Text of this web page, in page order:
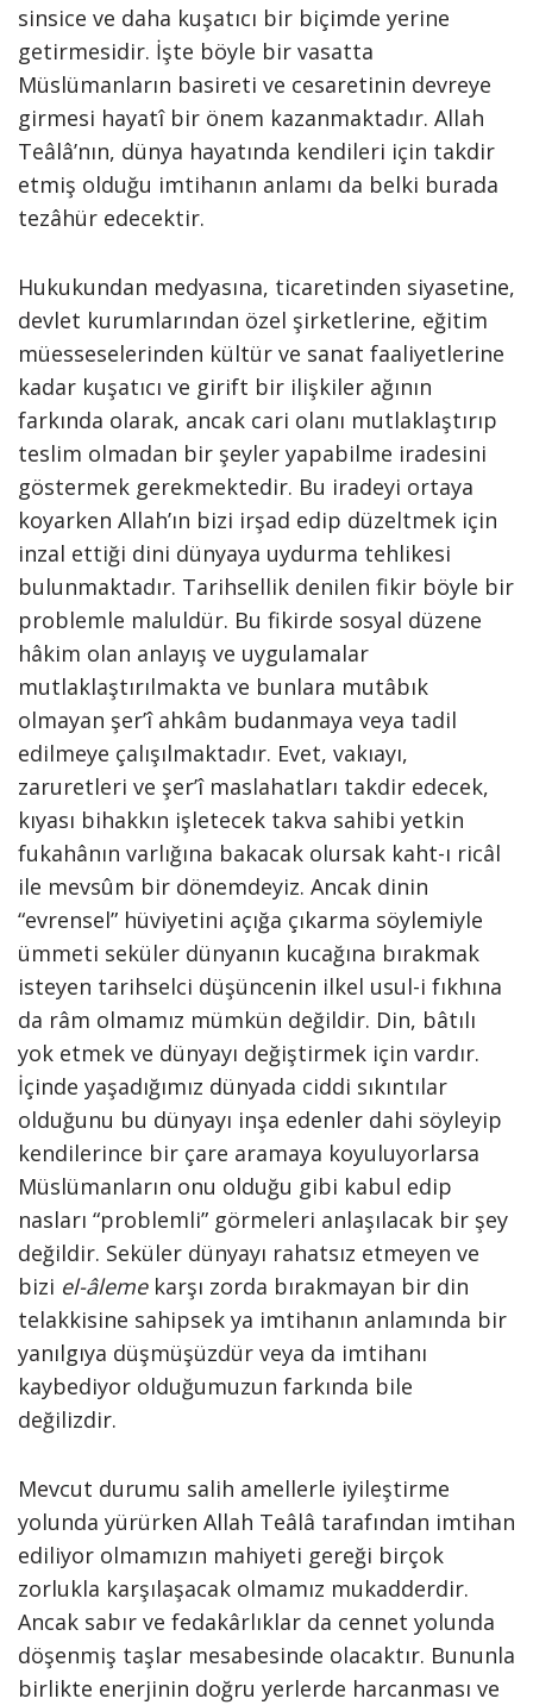
sinsice ve daha kuşatıcı bir biçimde yerine
getirmesidir. İşte böyle bir vasatta
Müslümanların basireti ve cesaretinin devreye
girmesi hayatî bir önem kazanmaktadır. Allah
Teâlâ’nın, dünya hayatında kendileri için takdir
etmiş olduğu imtihanın anlamı da belki burada
tezâhür edecektir.
Hukukundan medyasına, ticaretinden siyasetine,
devlet kurumlarından özel şirketlerine, eğitim
müesseselerinden kültür ve sanat faaliyetlerine
kadar kuşatıcı ve girift bir ilişkiler ağının
farkında olarak, ancak cari olanı mutlaklaştırıp
teslim olmadan bir şeyler yapabilme iradesini
göstermek gerekmektedir. Bu iradeyi ortaya
koyarken Allah’ın bizi irşad edip düzeltmek için
inzal ettiği dini dünyaya uydurma tehlikesi
bulunmaktadır. Tarihsellik denilen fikir böyle bir
problemle maluldür. Bu fikirde sosyal düzene
hâkim olan anlayış ve uygulamalar
mutlaklaştırılmakta ve bunlara mutâbık
olmayan şer’î ahkâm budanmaya veya tadil
edilmeye çalışılmaktadır. Evet, vakıayı,
zaruretleri ve şer’î maslahatları takdir edecek,
kıyası bihakkın işletecek takva sahibi yetkin
fukahânın varlığına bakacak olursak kaht-ı ricâl
ile mevsûm bir dönemdeyiz. Ancak dinin
“evrensel” hüviyetini açığa çıkarma söylemiyle
ümmeti seküler dünyanın kucağına bırakmak
isteyen tarihselci düşüncenin ilkel usul-i fıkhına
da râm olmamız mümkün değildir. Din, bâtılı
yok etmek ve dünyayı değiştirmek için vardır.
İçinde yaşadığımız dünyada ciddi sıkıntılar
olduğunu bu dünyayı inşa edenler dahi söyleyip
kendilerince bir çare aramaya koyuluyorlarsa
Müslümanların onu olduğu gibi kabul edip
nasları “problemli” görmeleri anlaşılacak bir şey
değildir. Seküler dünyayı rahatsız etmeyen ve
bizi el-âlemekarşı zorda bırakmayan bir din
telakkisine sahipsek ya imtihanın anlamında bir
yanılgıya düşmüşüzdür veya da imtihanı
kaybediyor olduğumuzun farkında bile
değilizdir.
Mevcut durumu salih amellerle iyileştirme
yolunda yürürken Allah Teâlâ tarafından imtihan
ediliyor olmamızın mahiyeti gereği birçok
zorlukla karşılaşacak olmamız mukadderdir.
Ancak sabır ve fedakârlıklar da cennet yolunda
döşenmiş taşlar mesabesinde olacaktır. Bununla
birlikte enerjinin doğru yerlerde harcanması ve